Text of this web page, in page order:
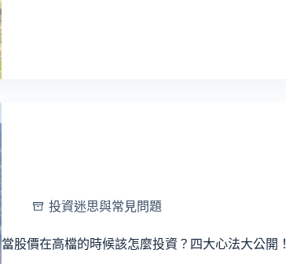
投資迷思與常見問題
當股價在高檔的時候該怎麼投資？四大心法大公開！